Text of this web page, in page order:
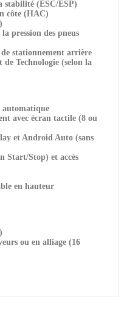
stabilité (ESC/ESP)
côte (HAC)
pression des pneus
stationnement arrière
Technologie (selon la
automatique
avec écran tactile (8 ou
et Android Auto (sans
Start/Stop) et accès
en hauteur
ou en alliage (16